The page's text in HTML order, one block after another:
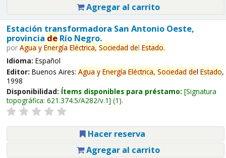
Agregar al carrito
Estación transformadora San Antonio Oeste,
provincia deRío Negro.
por Agua y Energía Eléctrica, Sociedad del Estado.
Idioma: Español
Editor: Buenos Aires: Agua y Energía Eléctrica, Sociedad del Estado,
1998
Disponibilidad: Ítems disponibles para préstamo: Signatura
topográfica: 621.374.5/A282/v.1 (1).
Hacer reserva
Agregar al carrito